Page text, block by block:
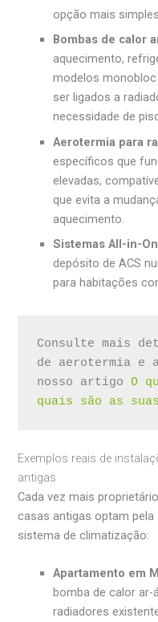
opção mais
Bombas de calor
aquecimento,
modelos
ser ligados a
necessidade de
Aerotermia para
específicos que
elevadas,
que evita a
aquecimento.
Sistemas All-in-
depósito de ACS
para habitações
Consulte mais
de aerotermia e
nosso artigo O
quais são as
Exemplos reais de
antigas
Cada vez mais
casas antigas optam
sistema de climatização:
Apartamento em
bomba de calor
radiadores